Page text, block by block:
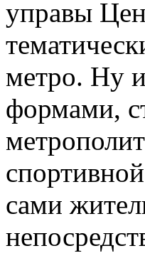
управы
метро. Ну
формами,
сами